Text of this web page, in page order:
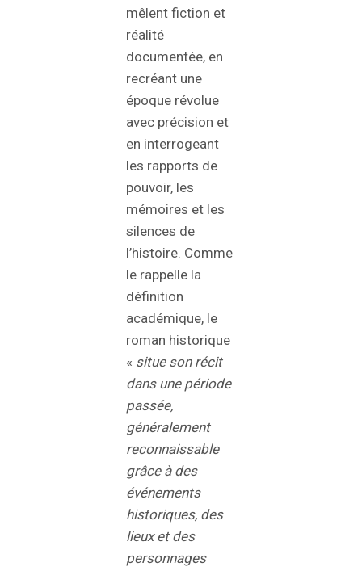
mêlent fiction et
réalité
documentée, en
recréant une
époque révolue
avec précision et
en interrogeant
les rapports de
pouvoir, les
mémoires et les
silences de
l’histoire. Comme
le rappelle la
définition
académique, le
roman historique
« situe son récit
dans une période
passée,
généralement
reconnaissable
grâce à des
événements
historiques, des
lieux et des
personnages